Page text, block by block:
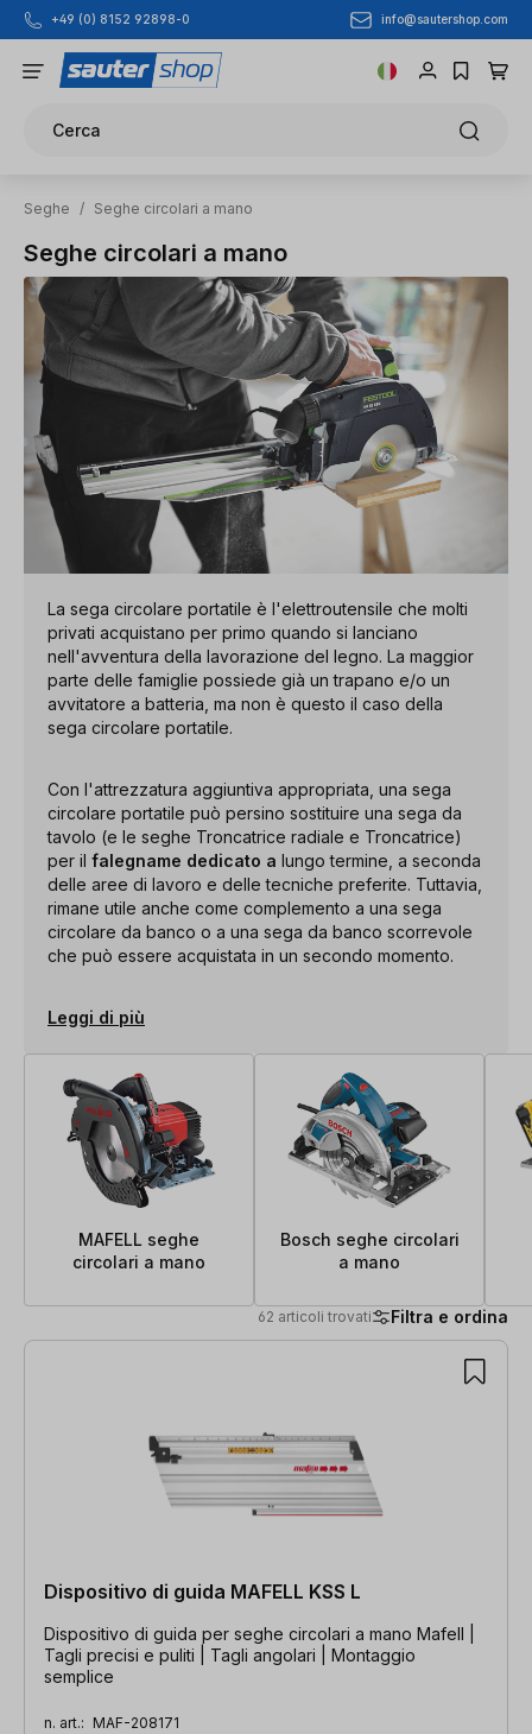
Passa al contenuto principale
+49 (0) 8152 92898-0 info@sautershop.com
Cerca
Seghe / Seghe circolari a mano
Seghe circolari a mano
La sega circolare portatile è l'elettroutensile che molti
privati acquistano per primo quando si lanciano
nell'avventura della lavorazione del legno. La maggior
parte delle famiglie possiede già un trapano e/o un
avvitatore a batteria, ma non è questo il caso della
sega circolare portatile.
Con l'attrezzatura aggiuntiva appropriata, una sega
circolare portatile può persino sostituire una sega da
tavolo (e le seghe Troncatrice radiale e Troncatrice)
per il falegname dedicato a lungo termine, a seconda
delle aree di lavoro e delle tecniche preferite. Tuttavia,
rimane utile anche come complemento a una sega
circolare da banco o a una sega da banco scorrevole
che può essere acquistata in un secondo momento.
Leggi di più
MAFELL seghe
circolari a mano
Bosch seghe circolari
a mano
62 articoli trovati Filtra e ordina
62 articoli trovati
Dispositivo di guida MAFELL KSS L
Dispositivo di guida per seghe circolari a mano Mafell |
Tagli precisi e puliti | Tagli angolari | Montaggio
semplice
n. art.: MAF-208171